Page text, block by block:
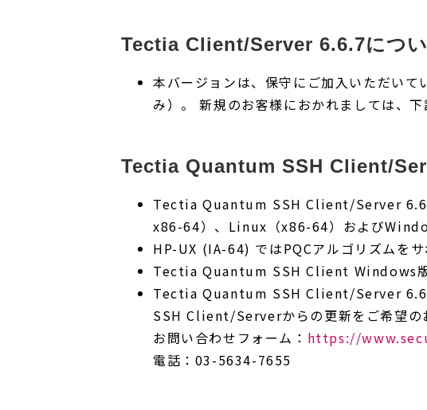
Tectia Client/Server 6.6.7につ
本バージョンは、保守にご加入いただい
み）。 新規のお客様におかれましては、
Tectia Quantum SSH Client/
Tectia Quantum SSH Client/Server
x86-64）、Linux（x86-64）および
HP-UX (IA-64) ではPQCアルゴリズムをサ
Tectia Quantum SSH Client Windows版
Tectia Quantum SSH Client/Server
SSH Client/Serverからの更新をご希望の
お問い合わせフォーム： https://
電話：03-5634-7655